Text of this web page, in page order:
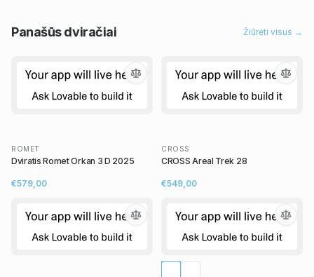
Panašūsdviračiai Žiūrėti visus →
ROMET
Dviratis Romet Orkan 3 D 2025
€579,00
CROSS
CROSS Areal Trek 28
€549,00